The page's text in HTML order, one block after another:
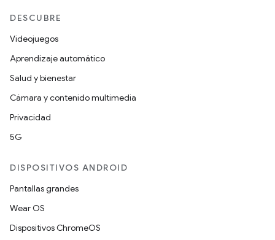
DESCUBRE
Videojuegos
Aprendizaje automático
Salud y bienestar
Cámara y contenido multimedia
Privacidad
5G
DISPOSITIVOS ANDROID
Pantallas grandes
Wear OS
Dispositivos ChromeOS